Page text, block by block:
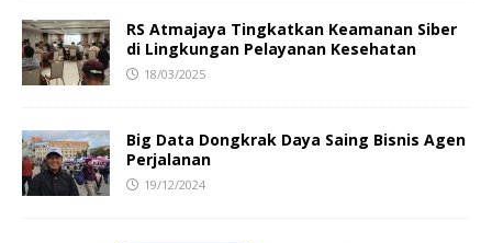
RS Atmajaya Tingkatkan Keamanan Siber
di Lingkungan Pelayanan Kesehatan
18/03/2025
Big Data Dongkrak Daya Saing Bisnis Agen
Perjalanan
19/12/2024